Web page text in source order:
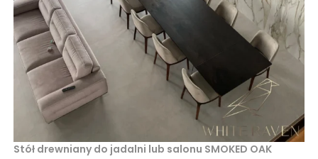
Stół drewniany do jadalni lub salonu SMOKED OAK